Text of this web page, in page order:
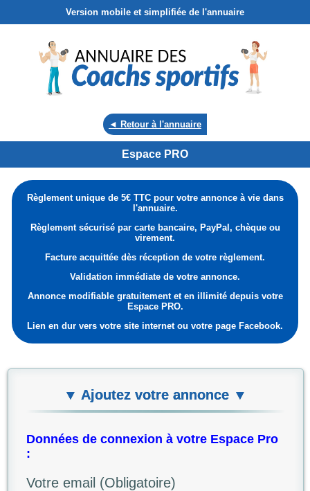
Version mobile et simplifiée de l'annuaire
◄ Retour à l'annuaire
Espace PRO
Règlement unique de 5€ TTC pour votre annonce à vie dans
l'annuaire.
Règlement sécurisé par carte bancaire, PayPal, chèque ou
virement.
Facture acquittée dès réception de votre règlement.
Validation immédiate de votre annonce.
Annonce modifiable gratuitement et en illimité depuis votre
Espace PRO.
Lien en dur vers votre site internet ou votre page Facebook.
▼ Ajoutez votre annonce ▼
Données de connexion à votre Espace Pro
:
Votre email (Obligatoire)